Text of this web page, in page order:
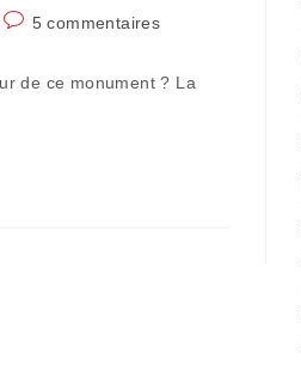
Commentaires
5 commentaires
de ce monument ? La